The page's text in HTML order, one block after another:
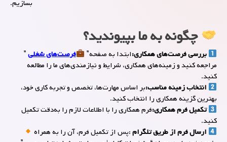
بسازیم.
چگونه به ما بپیوندید؟
بررسی فرصت‌های همکاری:ابتدا به صفحه” فرصت‌های شغلی”
مراجعه کنید و زمینه‌های همکاری، شرایط و نیازمندی‌های ما را مطالعه
کنید.
انتخاب زمینه مناسب:بر اساس مهارت‌ها، تخصص و تجربه کاری خود،
بهترین گزینه همکاری را انتخاب کنید.
تکمیل فرم همکاری:فرم همکاری را با اطلاعات لازم را به‌دقت تکمیل
کنید.
ارسال فرم از طریق تلگرام:پس از تکمیل فرم، آن را به همراه